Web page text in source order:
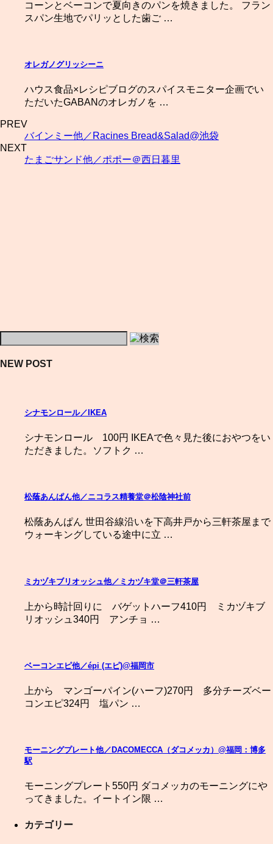
コーンとベーコンで夏向きのパンを焼きました。 フラン
スパン生地でパリッとした歯ご …
オレガノグリッシーニ
ハウス食品×レシピブログのスパイスモニター企画でい
ただいたGABANのオレガノを …
PREV
バインミー他／Racines Bread&Salad@池袋
NEXT
たまごサンド他／ポポー＠西日暮里
NEW POST
シナモンロール／IKEA
シナモンロール 100円 IKEAで色々見た後におやつをい
ただきました。ソフトク …
松蔭あんぱん他／ニコラス精養堂＠松陰神社前
松蔭あんぱん 世田谷線沿いを下高井戸から三軒茶屋まで
ウォーキングしている途中に立 …
ミカヅキブリオッシュ他／ミカヅキ堂＠三軒茶屋
上から時計回りに バゲットハーフ410円 ミカヅキブ
リオッシュ340円 アンチョ …
ベーコンエピ他／épi (エピ)@福岡市
上から マンゴーパイン(ハーフ)270円 多分チーズベー
コンエピ324円 塩パン …
モーニングプレート他／DACOMECCA（ダコメッカ）@福岡：博多
駅
モーニングプレート550円 ダコメッカのモーニングにや
ってきました。イートイン限 …
カテゴリー